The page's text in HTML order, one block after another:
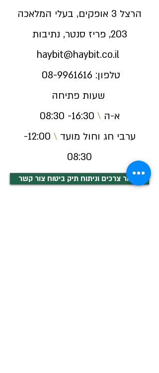
הרצל 3 אופקים, בעלי המלאכה
203, פריז סנטר, נתיבות
haybit@haybit.co.il
טלפון: 08-9961616
א-ה\
16:30- 08:30
ערבי חג וחול מועד\
12:00-
08:30
לברור צרכים וניתוח תיק ביטוח צור קשר